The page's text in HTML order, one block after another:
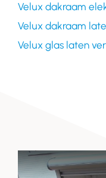
Velux dakraam
Velux dakraam
Velux glas laten